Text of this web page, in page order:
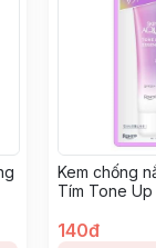
Kem chống
Tím Tone
140đ